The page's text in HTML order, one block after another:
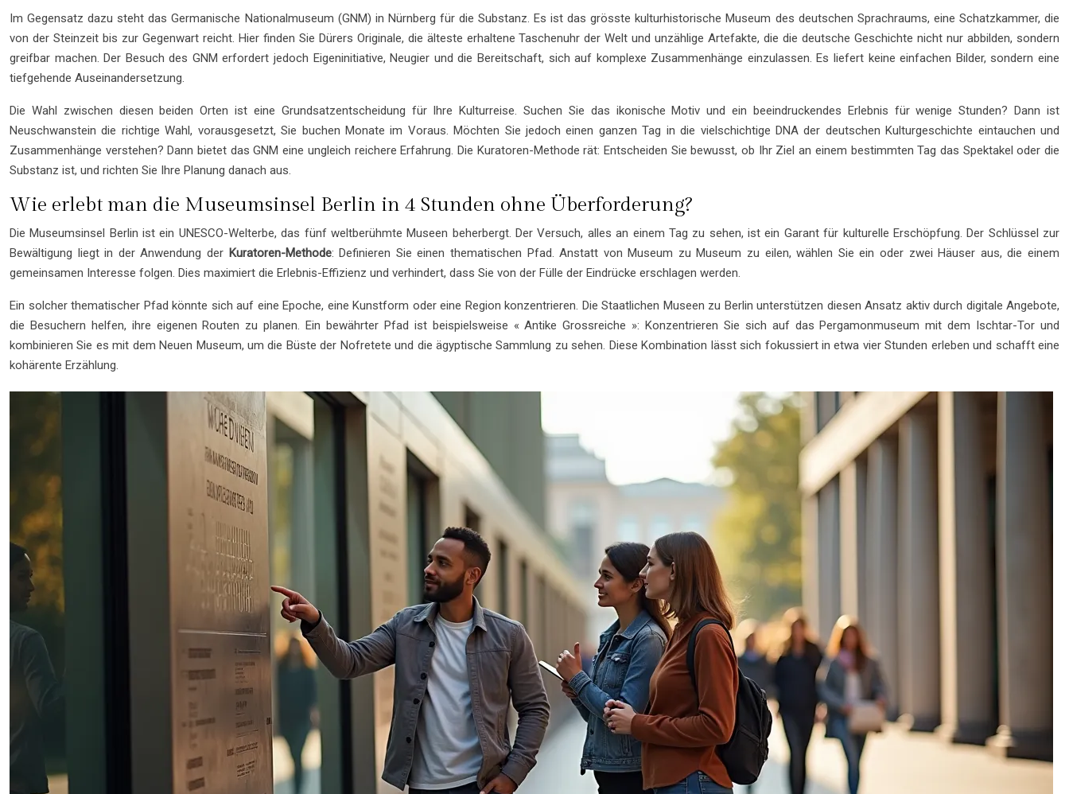
Im Gegensatz dazu steht das Germanische Nationalmuseum (GNM) in Nürnberg für die Substanz. Es ist das grösste kulturhistorische Museum des deutschen Sprachraums, eine Schatzkammer, die
von der Steinzeit bis zur Gegenwart reicht. Hier finden Sie Dürers Originale, die älteste erhaltene Taschenuhr der Welt und unzählige Artefakte, die die deutsche Geschichte nicht nur abbilden, sondern
greifbar machen. Der Besuch des GNM erfordert jedoch Eigeninitiative, Neugier und die Bereitschaft, sich auf komplexe Zusammenhänge einzulassen. Es liefert keine einfachen Bilder, sondern eine
tiefgehende Auseinandersetzung.
Die Wahl zwischen diesen beiden Orten ist eine Grundsatzentscheidung für Ihre Kulturreise. Suchen Sie das ikonische Motiv und ein beeindruckendes Erlebnis für wenige Stunden? Dann ist
Neuschwanstein die richtige Wahl, vorausgesetzt, Sie buchen Monate im Voraus. Möchten Sie jedoch einen ganzen Tag in die vielschichtige DNA der deutschen Kulturgeschichte eintauchen und
Zusammenhänge verstehen? Dann bietet das GNM eine ungleich reichere Erfahrung. Die Kuratoren-Methode rät: Entscheiden Sie bewusst, ob Ihr Ziel an einem bestimmten Tag das Spektakel oder die
Substanz ist, und richten Sie Ihre Planung danach aus.
Wie erlebt man die Museumsinsel Berlin in 4 Stunden ohne Überforderung?
Die Museumsinsel Berlin ist ein UNESCO-Welterbe, das fünf weltberühmte Museen beherbergt. Der Versuch, alles an einem Tag zu sehen, ist ein Garant für kulturelle Erschöpfung. Der Schlüssel zur
Bewältigung liegt in der Anwendung der Kuratoren-Methode: Definieren Sie einen thematischen Pfad. Anstatt von Museum zu Museum zu eilen, wählen Sie ein oder zwei Häuser aus, die einem
gemeinsamen Interesse folgen. Dies maximiert die Erlebnis-Effizienz und verhindert, dass Sie von der Fülle der Eindrücke erschlagen werden.
Ein solcher thematischer Pfad könnte sich auf eine Epoche, eine Kunstform oder eine Region konzentrieren. Die Staatlichen Museen zu Berlin unterstützen diesen Ansatz aktiv durch digitale Angebote,
die Besuchern helfen, ihre eigenen Routen zu planen. Ein bewährter Pfad ist beispielsweise « Antike Grossreiche »: Konzentrieren Sie sich auf das Pergamonmuseum mit dem Ischtar-Tor und
kombinieren Sie es mit dem Neuen Museum, um die Büste der Nofretete und die ägyptische Sammlung zu sehen. Diese Kombination lässt sich fokussiert in etwa vier Stunden erleben und schafft eine
kohärente Erzählung.